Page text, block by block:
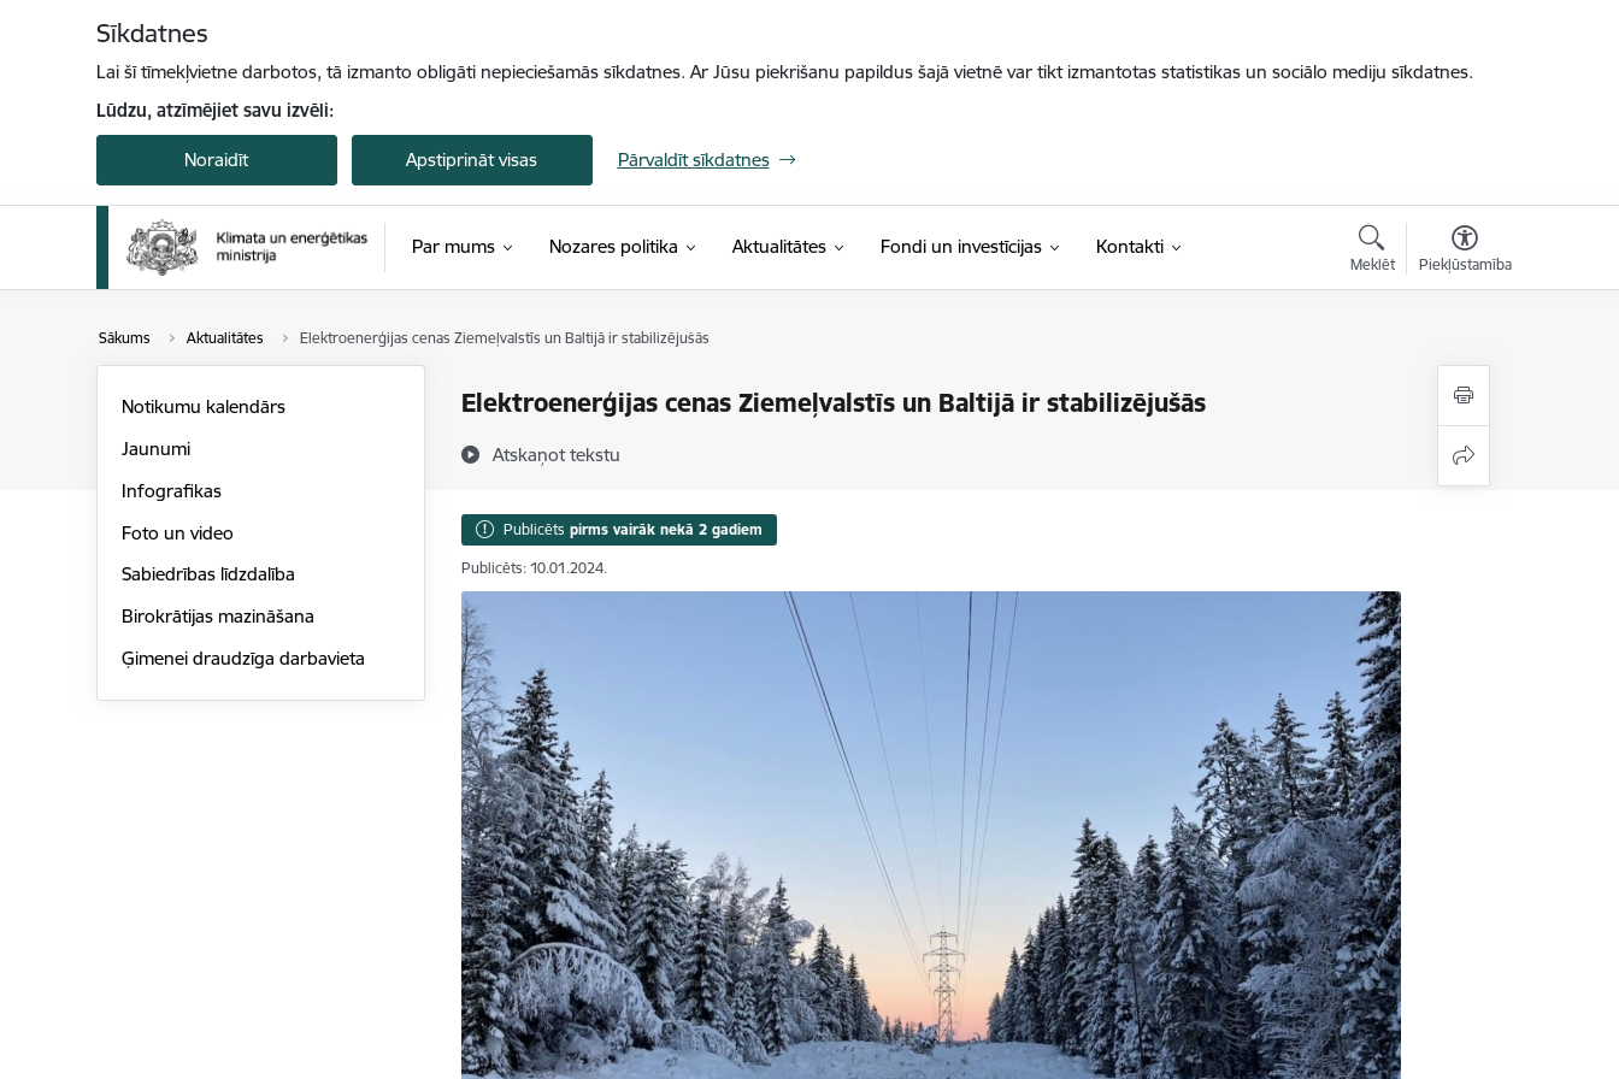
Sīkdatnes
Lai šī tīmekļvietne darbotos, tā izmanto obligāti nepieciešamās sīkdatnes. Ar Jūsu piekrišanu papildus šajā vietnē var tikt izmantotas statistikas un sociālo mediju sīkdatnes.
Lūdzu, atzīmējiet savu izvēli:
Noraidīt Apstiprināt visas Pārvaldīt sīkdatnes
Par mums Nozares politika Aktualitātes Fondi un investīcijas Kontakti
Meklēt Piekļūstamība
Sākums Aktualitātes Elektroenerģijas cenas Ziemeļvalstīs un Baltijā ir stabilizējušās
Elektroenerģijas cenas Ziemeļvalstīs un Baltijā ir stabilizējušās
Atskaņot tekstu
Notikumu kalendārs
Jaunumi
Infografikas
Foto un video
Sabiedrības līdzdalība
Birokrātijas mazināšana
Ģimenei draudzīga darbavieta
Publicēts pirms vairāk nekā 2 gadiem
Publicēts: 10.01.2024.